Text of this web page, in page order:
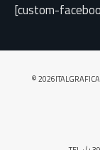
[custom-
©